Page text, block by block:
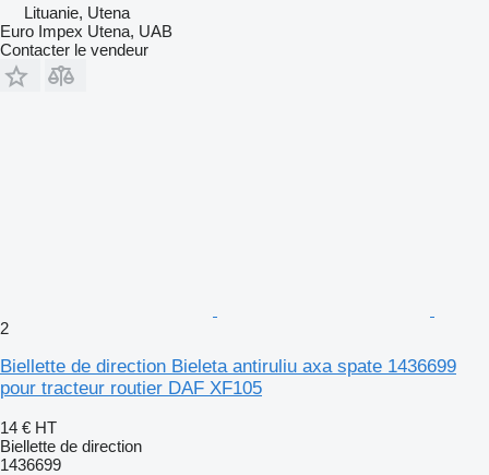
Lituanie, Utena
Euro Impex Utena, UAB
Contacter le vendeur
2
Biellette de direction Bieleta antiruliu axa spate 1436699
pour tracteur routier DAF XF105
14 € HT
Biellette de direction
1436699